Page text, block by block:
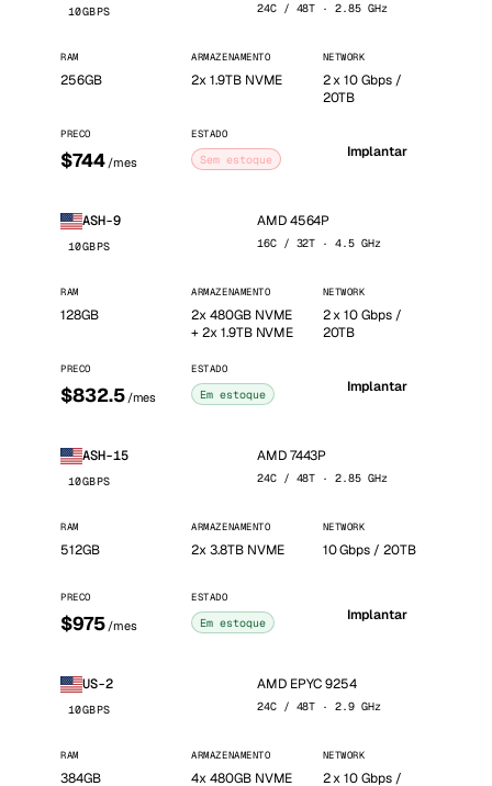
10GBPS 24C / 48T · 2.85 GHz
RAM
256GB
ARMAZENAMENTO
2x 1.9TB NVME
NETWORK
2 x 10 Gbps /
20TB
PRECO
$744 /mes
ESTADO
Sem estoque Implantar
ASH-9
10GBPS
AMD 4564P
16C / 32T · 4.5 GHz
RAM
128GB
ARMAZENAMENTO
2x 480GB NVME
+ 2x 1.9TB NVME
NETWORK
2 x 10 Gbps /
20TB
PRECO
$832.5 /mes
ESTADO
Em estoque Implantar
ASH-15
10GBPS
AMD 7443P
24C / 48T · 2.85 GHz
RAM
512GB
ARMAZENAMENTO
2x 3.8TB NVME
NETWORK
10 Gbps / 20TB
PRECO
$975 /mes
ESTADO
Em estoque Implantar
US-2
10GBPS
AMD EPYC 9254
24C / 48T · 2.9 GHz
RAM
384GB
ARMAZENAMENTO
4x 480GB NVME
NETWORK
2 x 10 Gbps /